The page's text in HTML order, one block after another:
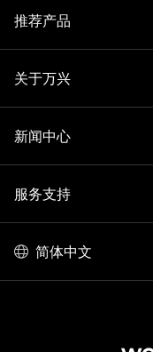
推荐产品
关于万兴
新闻中心
服务支持
简体中文